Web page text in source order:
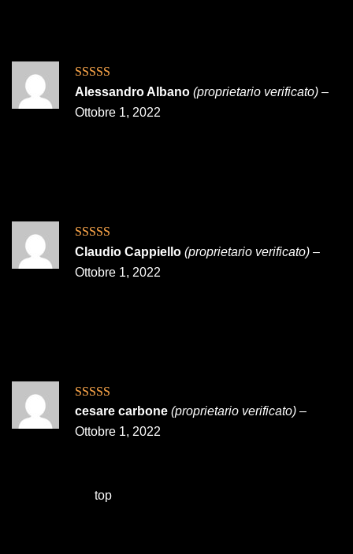
Valutato5su
5
Alessandro Albano (proprietario verificato) –
Ottobre 1, 2022
Valutato5su
5
Claudio Cappiello (proprietario verificato) –
Ottobre 1, 2022
Valutato5su
5
cesare carbone (proprietario verificato) –
Ottobre 1, 2022
top